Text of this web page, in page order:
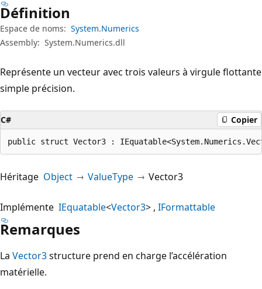
Définition
Espace de noms: System.Numerics
Assembly: System.Numerics.dll
Représente un vecteur avec trois valeurs à virgule flottante
simple précision.
C# Copier
public struct Vector3 :
Héritage Object ValueType Vector3
Implémente IEquatable<Vector3> IFormattable
Remarques
La Vector3structure prend en charge l’accélération
matérielle.